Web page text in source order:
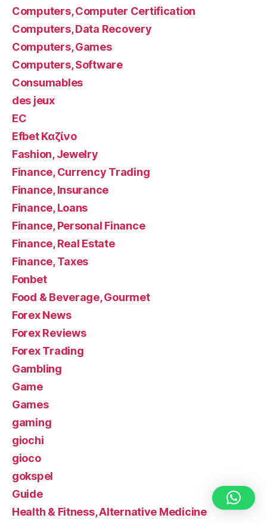
Computers, Computer Certification
Computers, Data Recovery
Computers, Games
Computers, Software
Consumables
des jeux
EC
Efbet Καζίνο
Fashion, Jewelry
Finance, Currency Trading
Finance, Insurance
Finance, Loans
Finance, Personal Finance
Finance, Real Estate
Finance, Taxes
Fonbet
Food & Beverage, Gourmet
Forex News
Forex Reviews
Forex Trading
Gambling
Game
Games
gaming
giochi
gioco
gokspel
Guide
Health & Fitness, Alternative Medicine